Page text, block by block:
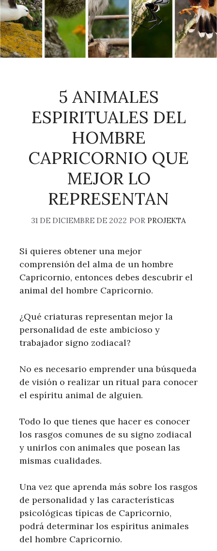
5 ANIMALES
ESPIRITUALES DEL
HOMBRE
CAPRICORNIO QUE
MEJOR LO
REPRESENTAN
31 DE DICIEMBRE DE 2022 POR PROJEKTA
Si quieres obtener una mejor
comprensión del alma de un hombre
Capricornio, entonces debes descubrir el
animal del hombre Capricornio.
¿Qué criaturas representan mejor la
personalidad de este ambicioso y
trabajador signo zodiacal?
No es necesario emprender una búsqueda
de visión o realizar un ritual para conocer
el espíritu animal de alguien.
Todo lo que tienes que hacer es conocer
los rasgos comunes de su signo zodiacal
y unirlos con animales que posean las
mismas cualidades.
Una vez que aprenda más sobre los rasgos
de personalidad y las características
psicológicas típicas de Capricornio,
podrá determinar los espíritus animales
del hombre Capricornio.